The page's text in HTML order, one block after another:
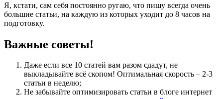
Я, кстати, сам себя постоянно ругаю, что пишу всегда очень
большие статьи, на каждую из которых уходит до 8 часов на
подготовку.
Важные советы!
Даже если все 10 статей вам разом сдадут, не
выкладывайте всё скопом! Оптимальная скорость – 2-3
статьи в неделю;
Не забывайте оптимизировать статьи в блоге интернет